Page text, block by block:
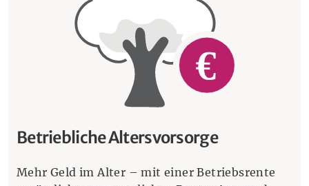
Betriebliche Altersvorsorge
Mehr Geld im Alter – mit einer Betriebsrente